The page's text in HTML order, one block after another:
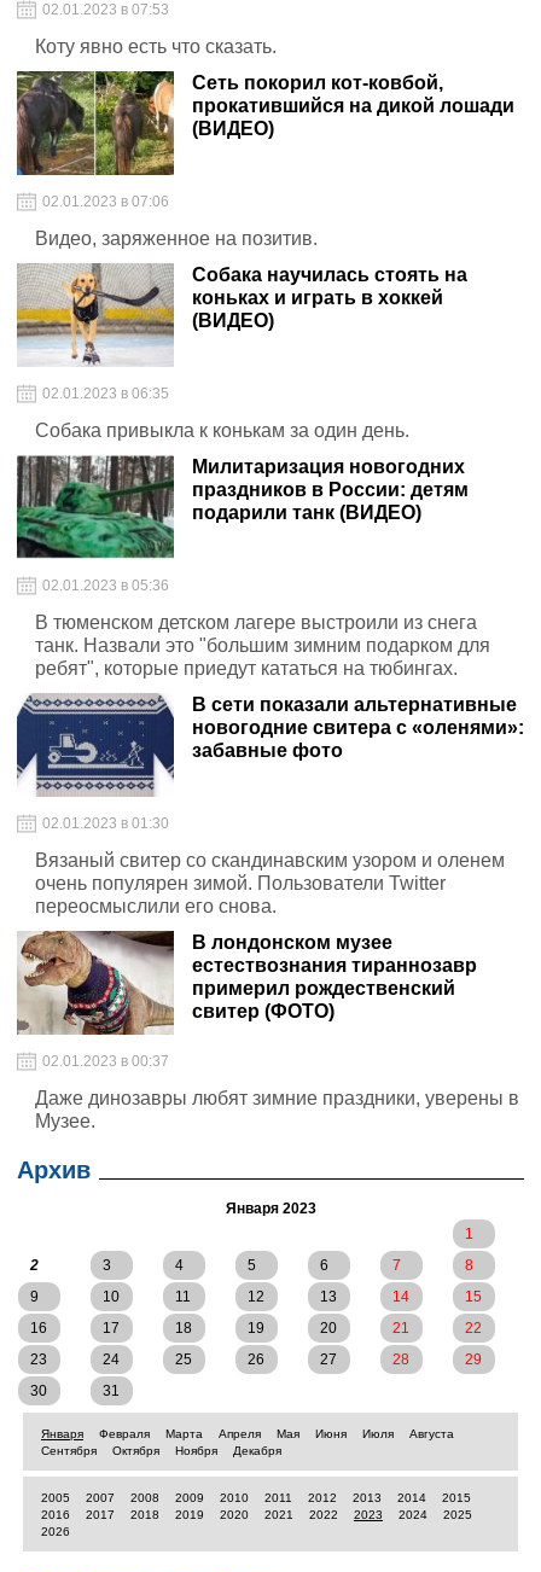
02.01.2023 в 07:53
Коту явно есть что сказать.
Сеть покорил кот-ковбой,
прокатившийся на дикой лошади
(ВИДЕО)
02.01.2023 в 07:06
Видео, заряженное на позитив.
Собака научилась стоять на
коньках и играть в хоккей
(ВИДЕО)
02.01.2023 в 06:35
Собака привыкла к конькам за один день.
Милитаризация новогодних
праздников в России: детям
подарили танк (ВИДЕО)
02.01.2023 в 05:36
В тюменском детском лагере выстроили из снега
танк. Назвали это "большим зимним подарком для
ребят", которые приедут кататься на тюбингах.
В сети показали альтернативные
новогодние свитера с «оленями»:
забавные фото
02.01.2023 в 01:30
Вязаный свитер со скандинавским узором и оленем
очень популярен зимой. Пользователи Twitter
переосмыслили его снова.
В лондонском музее
естествознания тираннозавр
примерил рождественский
свитер (ФОТО)
02.01.2023 в 00:37
Даже динозавры любят зимние праздники, уверены в
Музее.
Архив
Января 2023
1
2
3 4 5 6 7
8
9
10 11 12 13 14
15
16
17 18 19 20 21
22
23
24 25 26 27 28
29
30
31
Января Февраля Марта Апреля Мая Июня Июля
Августа
Сентября
Октября Ноября Декабря
2005 2007 2008 2009 2010 2011 2012 2013 2014
2015
2016
2017 2018 2019 2020 2021 2022 2023 2024
2025
2026